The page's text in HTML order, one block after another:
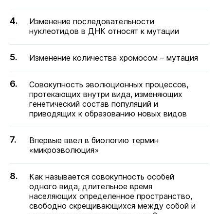
Изменение последовательности
нуклеотидов в ДНК относят к мутации
Изменение количества хромосом – мутация
Совокупность эволюционных процессов,
протекающих внутри вида, изменяющих
генетический состав популяций и
приводящих к образованию новых видов
Впервые ввел в биологию термин
«микроэволюция»
Как называется совокупность особей
одного вида, длительное время
населяющих определенное пространство,
свободно скрещивающихся между собой и